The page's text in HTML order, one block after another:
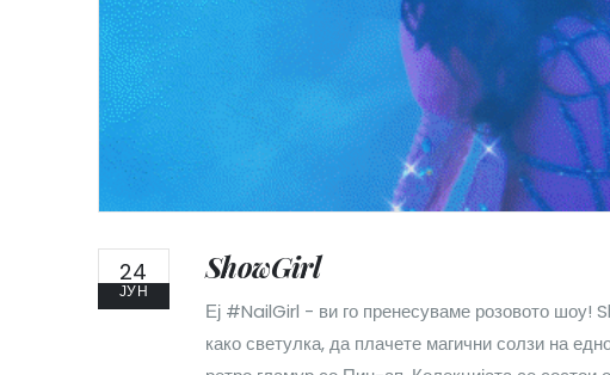
24
ЈУН
ShowGirl
Еј #NailGirl - ви го пренесуваме розовото шоу!
како светулка, да плачете магични солзи на